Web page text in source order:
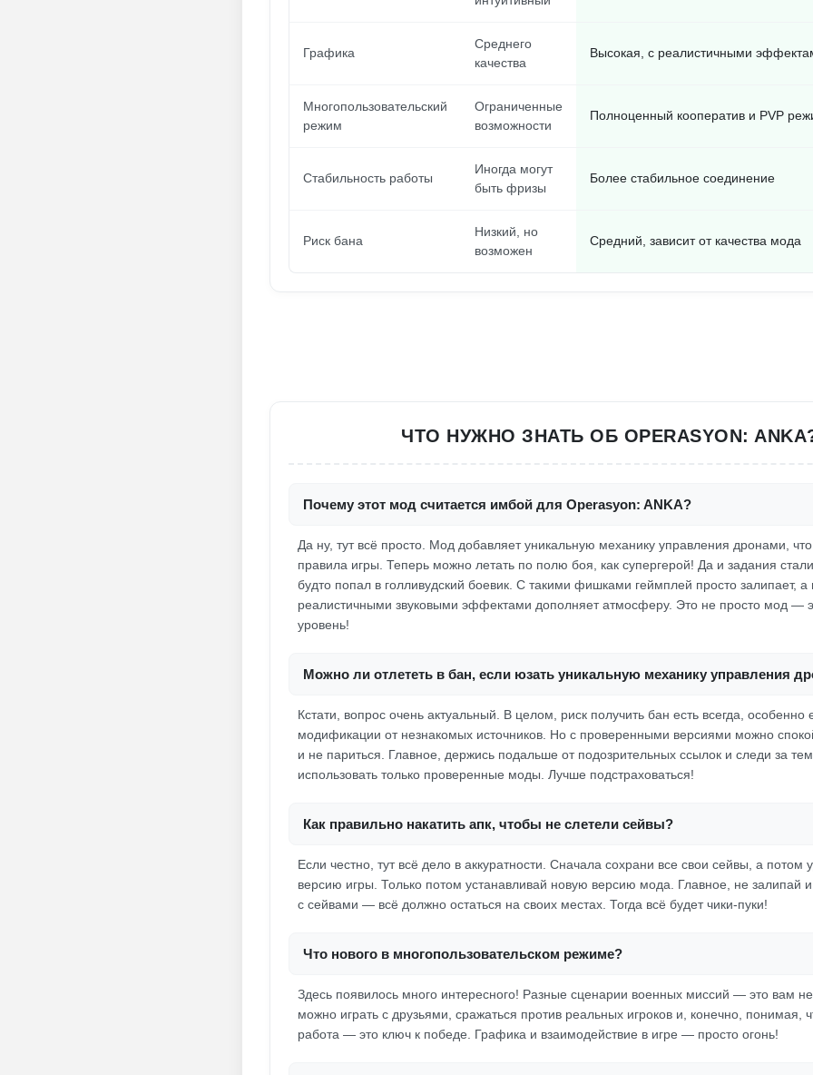
Графика
Среднего
качества
Высокая, с реалистичными
Многопользовательский
режим
Ограниченные
возможности
Полноценный кооператив и PVP
Стабильность работы
Иногда могут
быть фризы
Более стабильное соединение
Риск бана
Низкий, но
возможен
Средний, зависит от качества мода
ЧТО НУЖНО ЗНАТЬ ОБ OPERASYON:
Почему этот мод считается имбой для Operasyon: ANKA?
Да ну, тут всё просто. Мод добавляет уникальную механику управления дронами,
правила игры. Теперь можно летать по полю боя, как супергерой! Да и задания
будто попал в голливудский боевик. С такими фишками геймплей просто залипает, а
реалистичными звуковыми эффектами дополняет атмосферу. Это не просто мод —
уровень!
Можно ли отлететь в бан, если юзать уникальную механику управления
Кстати, вопрос очень актуальный. В целом, риск получить бан есть всегда, особенно
модификации от незнакомых источников. Но с проверенными версиями можно
и не париться. Главное, держись подальше от подозрительных ссылок и следи за
использовать только проверенные моды. Лучше подстраховаться!
Как правильно накатить апк, чтобы не слетели сейвы?
Если честно, тут всё дело в аккуратности. Сначала сохрани все свои сейвы, а потом
версию игры. Только потом устанавливай новую версию мода. Главное, не залипай
с сейвами — всё должно остаться на своих местах. Тогда всё будет чики-пуки!
Что нового в многопользовательском режиме?
Здесь появилось много интересного! Разные сценарии военных миссий — это вам
можно играть с друзьями, сражаться против реальных игроков и, конечно, понимая,
работа — это ключ к победе. Графика и взаимодействие в игре — просто огонь!